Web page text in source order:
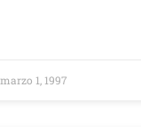
marzo 1, 1997